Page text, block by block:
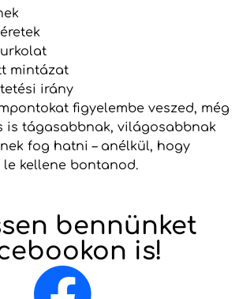
mintázat
irány
figyelembe veszed, még
is tágasabbnak, világosabbnak
fog hatni – anélkül, hogy
kellene bontanod.
bennünket
is!